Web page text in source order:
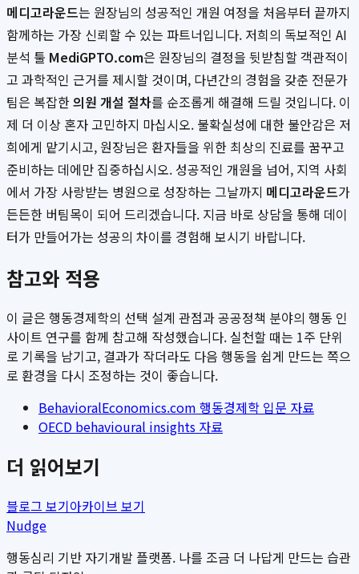
메디고라운드는 원장님의 성공적인 개원 여정을 처음부터 끝까지
함께하는 가장 신뢰할 수 있는 파트너입니다. 저희의 독보적인 AI
분석 툴 MediGPTO.com은 원장님의 결정을 뒷받침할 객관적이
고 과학적인 근거를 제시할 것이며, 다년간의 경험을 갖춘 전문가
팀은 복잡한의원 개설 절차를 순조롭게 해결해 드릴 것입니다. 이
제 더 이상 혼자 고민하지 마십시오. 불확실성에 대한 불안감은 저
희에게 맡기시고, 원장님은 환자들을 위한 최상의 진료를 꿈꾸고
준비하는 데에만 집중하십시오. 성공적인 개원을 넘어, 지역 사회
에서 가장 사랑받는 병원으로 성장하는 그날까지 메디고라운드가
든든한 버팀목이 되어 드리겠습니다. 지금 바로 상담을 통해 데이
터가 만들어가는 성공의 차이를 경험해 보시기 바랍니다.
참고와 적용
이 글은 행동경제학의 선택 설계 관점과 공공정책 분야의 행동 인
사이트 연구를 함께 참고해 작성했습니다. 실천할 때는 1주 단위
로 기록을 남기고, 결과가 작더라도 다음 행동을 쉽게 만드는 쪽으
로 환경을 다시 조정하는 것이 좋습니다.
BehavioralEconomics.com 행동경제학 입문 자료
OECD behavioural insights 자료
더 읽어보기
블로그 보기아카이브 보기
Nudge
행동심리 기반 자기개발 플랫폼. 나를 조금 더 나답게 만드는 습관